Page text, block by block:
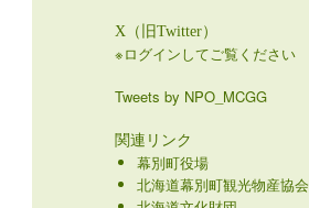
X（旧Twitter）
※ログインしてご覧ください
Tweets by NPO_MCGG
関連リンク
幕別町役場
北海道幕別町観光物産協会